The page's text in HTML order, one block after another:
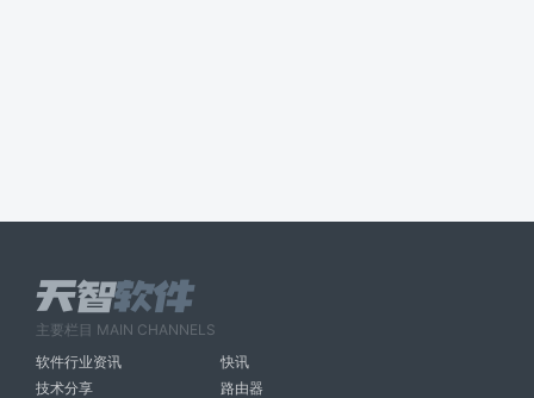
主要栏目 MAIN CHANNELS
软件行业资讯
快讯
技术分享
路由器